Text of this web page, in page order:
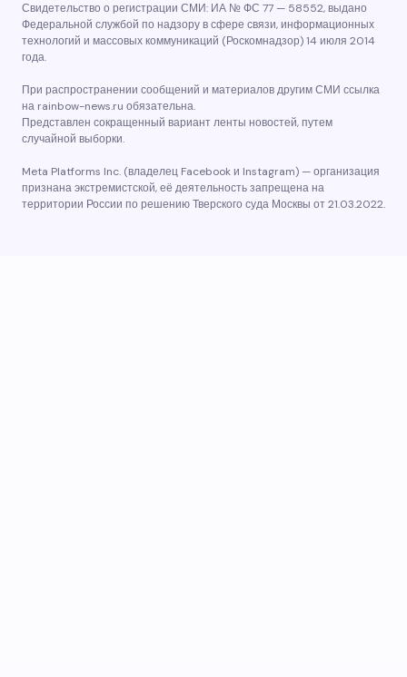
Свидетельство о регистрации СМИ: ИА № ФС 77 — 58552, выдано
Федеральной службой по надзору в сфере связи, информационных
технологий и массовых коммуникаций (Роскомнадзор) 14 июля 2014
года.
При распространении сообщений и материалов другим СМИ ссылка
на rainbow-news.ru обязательна.
Представлен сокращенный вариант ленты новостей, путем
случайной выборки.
Meta Platforms Inc. (владелец Facebook и Instagram) — организация
признана экстремистской, её деятельность запрещена на
территории России по решению Тверского суда Москвы от 21.03.2022.